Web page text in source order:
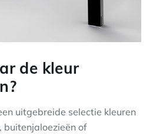
de kleur
uitgebreide selectie kleuren
buitenjaloezieën of